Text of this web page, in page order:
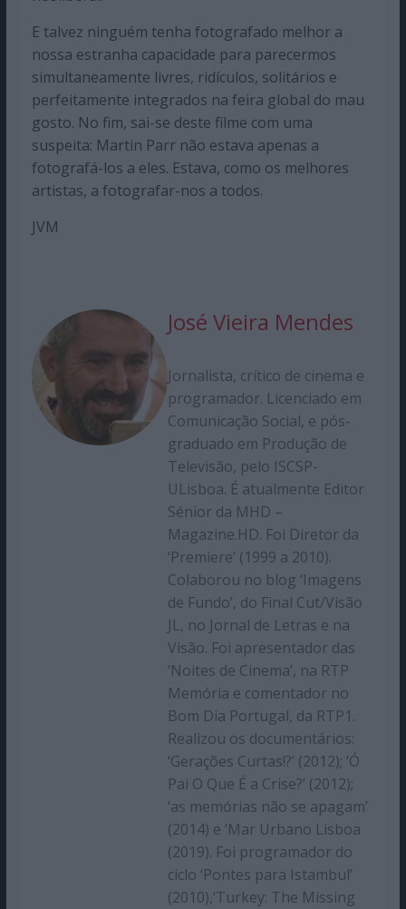
E talvez ninguém tenha fotografado melhor a
nossa estranha capacidade para parecermos
simultaneamente livres, ridículos, solitários e
perfeitamente integrados na feira global do mau
gosto. No fim, sai-se deste filme com uma
suspeita: Martin Parr não estava apenas a
fotografá-los a eles. Estava, como os melhores
artistas, a fotografar-nos a todos.
JVM
José Vieira Mendes
Jornalista, crítico de cinema e
programador. Licenciado em
Comunicação Social, e pós-
graduado em Produção de
Televisão, pelo ISCSP-
ULisboa. É atualmente Editor
Sénior da MHD –
Magazine.HD. Foi Diretor da
‘Premiere’ (1999 a 2010).
Colaborou no blog ‘Imagens
de Fundo’, do Final Cut/Visão
JL, no Jornal de Letras e na
Visão. Foi apresentador das
‘Noites de Cinema’, na RTP
Memória e comentador no
Bom Dia Portugal, da RTP1.
Realizou os documentários:
‘Gerações Curtas!?’ (2012); ‘Ó
Pai O Que É a Crise?’ (2012);
‘as memórias não se apagam’
(2014) e ‘Mar Urbano Lisboa
(2019). Foi programador do
ciclo ‘Pontes para Istambul’
(2010),‘Turkey: The Missing